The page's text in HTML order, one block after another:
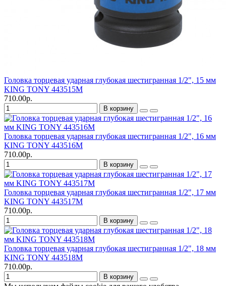
Головка торцевая ударная глубокая шестигранная 1/2", 15 мм
KING TONY 443515M
710.00р.
В корзину
Головка торцевая ударная глубокая шестигранная 1/2", 16 мм
KING TONY 443516M
710.00р.
В корзину
Головка торцевая ударная глубокая шестигранная 1/2", 17 мм
KING TONY 443517M
710.00р.
В корзину
Головка торцевая ударная глубокая шестигранная 1/2", 18 мм
KING TONY 443518M
710.00р.
В корзину